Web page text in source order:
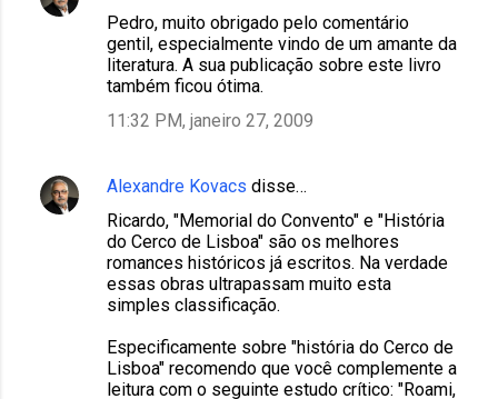
Pedro, muito obrigado pelo comentário
gentil, especialmente vindo de um amante da
literatura. A sua publicação sobre este livro
também ficou ótima.
11:32 PM, janeiro 27, 2009
Alexandre Kovacs disse…
Ricardo, "Memorial do Convento" e "História
do Cerco de Lisboa" são os melhores
romances históricos já escritos. Na verdade
essas obras ultrapassam muito esta
simples classificação.
Especificamente sobre "história do Cerco de
Lisboa" recomendo que você complemente a
leitura com o seguinte estudo crítico: "Roami,